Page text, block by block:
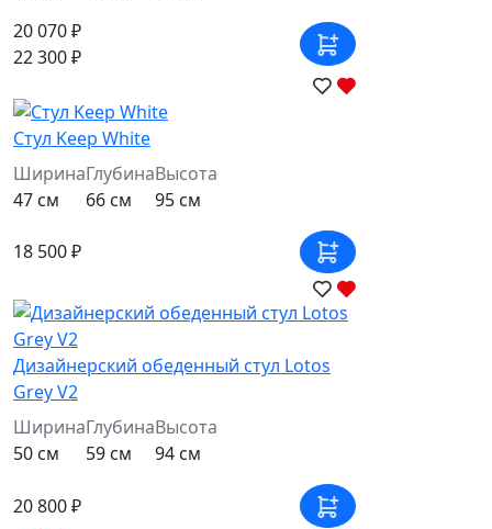
20 070 ₽
22 300 ₽
Стул Keep White
Ширина
47 см
Глубина
66 см
Высота
95 см
18 500 ₽
Дизайнерский обеденный стул Lotos
Grey V2
Ширина
50 см
Глубина
59 см
Высота
94 см
20 800 ₽